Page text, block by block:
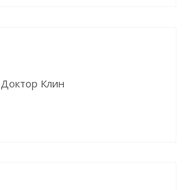
Доктор Клин